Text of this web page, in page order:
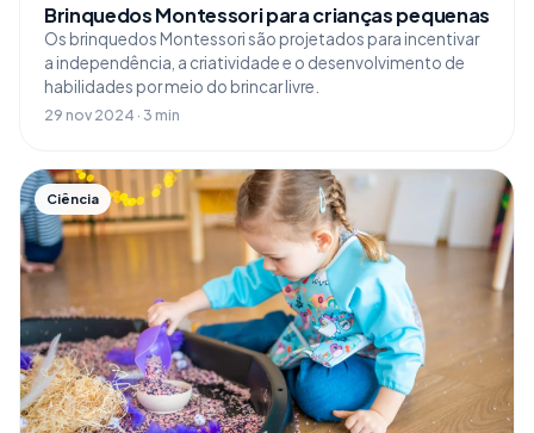
Brinquedos Montessori para crianças pequenas
Os brinquedos Montessori são projetados para incentivar
a independência, a criatividade e o desenvolvimento de
habilidades por meio do brincar livre.
29 nov 2024 · 3 min
Ciência